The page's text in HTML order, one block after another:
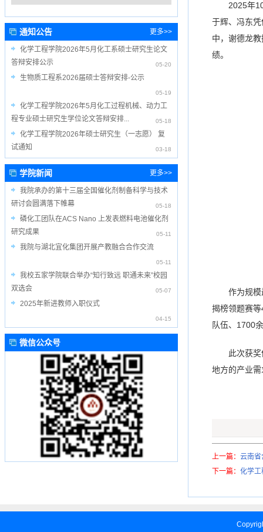
更多>>
通知公告
05-20
化学工程学院2026年5月化工系硕士研究生论文
答辩安排公示
05-19
生物质工程系2026届硕士答辩安排-公示
05-18
化学工程学院2026年5月化工过程机械、动力工
程专业硕士研究生学位论文答辩安排...
03-18
化学工程学院2026年硕士研究生（一志愿） 复
试通知
更多>>
学院新闻
05-18
我院承办的第十三届全国催化剂制备科学与技术
研讨会圆满落下帷幕
05-11
磷化工团队在ACS Nano 上发表燃料电池催化剂
研究成果
05-11
我院与湖北宜化集团开展产教融合合作交流
05-07
我校五家学院联合举办“知行致远 职通未来”校园
双选会
04-15
2025年新进教师入职仪式
微信公众号
2025年
于辉、冯东
中，谢德龙
绩。
作为规
揭榜领题赛
队伍、1700
此次获
地方的产业
上一篇： 云南省
下一篇： 化学工